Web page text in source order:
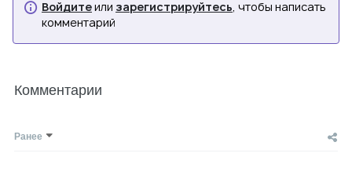
Войдитеили зарегистрируйтесь, чтобы написать
комментарий
Комментарии
Ранее